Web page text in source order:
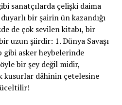
sanatçılarda çelişki daima
bir şairin ün kazandığı
de çok sevilen kitabı, bir
uzun şiirdir: 1. Dünya Savaşı
asker heybelerinde
bir şey değil midir,
kusurlar dâhinin çetelesine